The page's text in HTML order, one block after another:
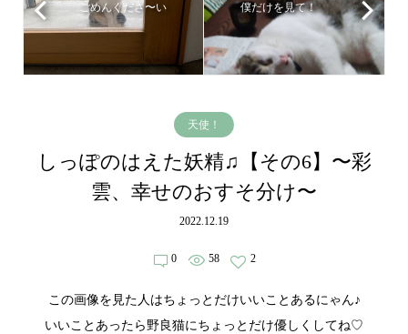
ごめんくださ〜い 僕だけを見て！
天使！
しっぽのはえた妖精♫【その6】〜彩
雲、幸せのおすそ分け〜
2022.12.19
0 58 2
この画像を見た人はちょっとだけいいことあるにゃん♪
いいことあったら野良猫にちょっとだけ優しくしてね♡